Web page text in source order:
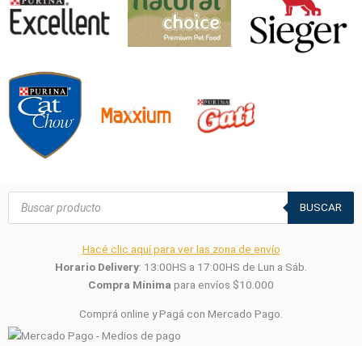
Búsqueda
productos
BUSCAR
Hacé clic aquí para ver las zona de envío
Horario Delivery: 13:00HS a 17:00HS de Lun a Sáb.
Compra Mínima para envíos $10.000
Comprá online y Pagá con Mercado Pago.